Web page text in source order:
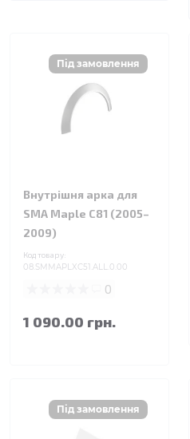
Внутрішня арка для
SMA Maple C81 (2005–
2009)
Код товару:
08.SMMAPLXC51.ALL.0.00
0
1 090.00 грн.